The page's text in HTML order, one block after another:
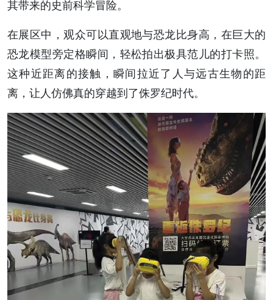
其带来的史前科学冒险。
在展区中，观众可以直观地与恐龙比身高，在巨大的
恐龙模型旁定格瞬间，轻松拍出极具范儿的打卡照。
这种近距离的接触，瞬间拉近了人与远古生物的距
离，让人仿佛真的穿越到了侏罗纪时代。